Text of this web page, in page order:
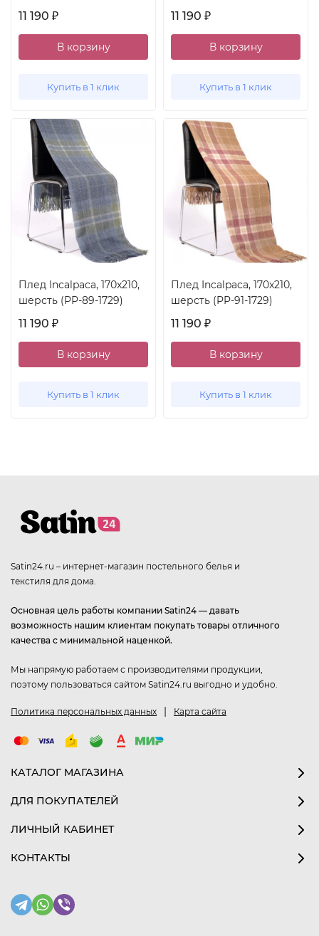
11 190 ₽
В корзину
Купить в 1 клик
11 190 ₽
В корзину
Купить в 1 клик
Плед Incalpaca, 170x210,
шерсть (PP-89-1729)
11 190 ₽
В корзину
Купить в 1 клик
Плед Incalpaca, 170x210,
шерсть (PP-91-1729)
11 190 ₽
В корзину
Купить в 1 клик
Satin24.ru – интернет-магазин постельного белья и
текстиля для дома.
Основная цель работы компании Satin24 — давать
возможность нашим клиентам покупать товары отличного
качества с минимальной наценкой.
Мы напрямую работаем с производителями продукции,
поэтому пользоваться сайтом Satin24.ru выгодно и удобно.
Политика персональных данных | Карта сайта
КАТАЛОГ МАГАЗИНА
ДЛЯ ПОКУПАТЕЛЕЙ
ЛИЧНЫЙ КАБИНЕТ
КОНТАКТЫ